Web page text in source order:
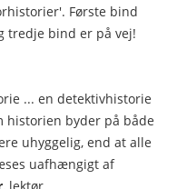
Første bind
tredje bind er på vej!
... en detektivhistorie
historien byder på både
uhyggelig, end at alle
uafhængigt af